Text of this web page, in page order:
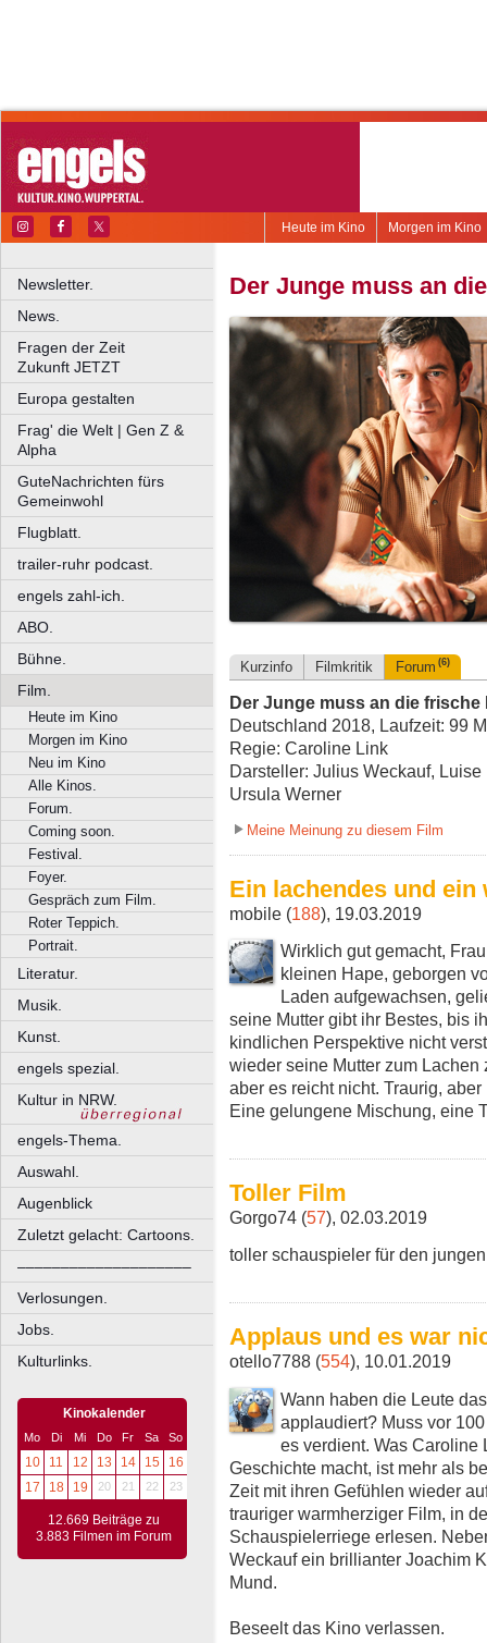
Morgen im Kino
Heute im Kino
Newsletter.
News.
Fragen der Zeit
Zukunft JETZT
Europa gestalten
Frag' die Welt | Gen Z &
Alpha
GuteNachrichten fürs
Gemeinwohl
Flugblatt.
trailer-ruhr podcast.
engels zahl-ich.
ABO.
Bühne.
Film.
Heute im Kino
Morgen im Kino
Neu im Kino
Alle Kinos.
Forum.
Coming soon.
Festival.
Foyer.
Gespräch zum Film.
Roter Teppich.
Portrait.
Literatur.
Musik.
Kunst.
engels spezial.
Kultur in NRW.
engels-Thema.
Auswahl.
Augenblick
Zuletzt gelacht: Cartoons.
––––––––––––––––––––
Verlosungen.
Jobs.
Kulturlinks.
Kinokalender
Mo Di Mi Do Fr Sa So
10 11 12 13 14 15
16
17
18 19 20 21 22 23
12.669 Beiträge zu
3.883 Filmen im Forum
Der Junge muss an
Kurzinfo Filmkritik Forum (6)
Der Junge muss an die frische
Deutschland 2018, Laufzeit: 99
Regie: Caroline Link
Darsteller: Julius Weckauf,
Ursula Werner
Meine Meinung zu diesem Film
Ein lachendes und ein
mobile (188), 19.03.2019
Wirklich gut gemacht,
kleinen Hape, geborgen
Laden aufgewachsen,
seine Mutter gibt ihr Bestes, bis
kindlichen Perspektive nicht
wieder seine Mutter zum
aber es reicht nicht. Traurig,
Eine gelungene Mischung, eine
Toller Film
Gorgo74 (57), 02.03.2019
toller schauspieler für den
Applaus und es war
otello7788 (554), 10.01.2019
Wann haben die Leute
applaudiert? Muss vor
es verdient. Was
Geschichte macht, ist mehr als
Zeit mit ihren Gefühlen wieder
trauriger warmherziger Film, in
Schauspielerriege erlesen.
Weckauf ein brillianter Joachim
Mund.
Beseelt das Kino verlassen.